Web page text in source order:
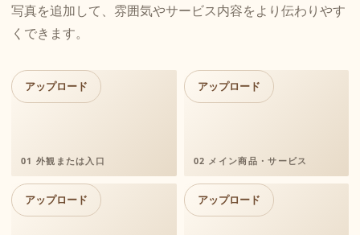
写真を追加して、雰囲気やサービス内容をより伝わりやす
くできます。
アップロード
01 外観または入口
アップロード
02 メイン商品・サービス
アップロード アップロード